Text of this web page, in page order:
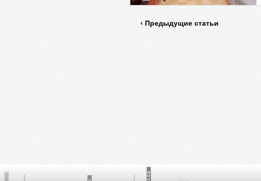
‹ Предыдущие статьи